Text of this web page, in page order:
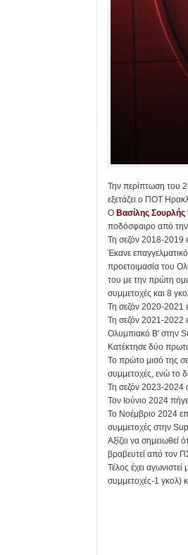
Την περίπτωση του
εξετάζει ο ΠΟΤ
Ο Βασίλης Σουρλής
ποδόσφαιρο από
Τη σεζόν 2018-2019
Έκανε
προετοιμασία του
του με την πρώτη
συμμετοχές και 8
Τη σεζόν 2020-2021
Τη σεζόν 2021-2022
Ολυμπιακό Β' στην
Κατέκτησε δύο
Το πρώτο μισό της
συμμετοχές, ενώ το
Τη σεζόν 2023-2024
Τον Ιούνιο 2024
Το Νοέμβριο 2024
συμμετοχές στην
Αξίζει να σημειωθεί
βραβευτεί από τον
Τέλος έχει
συμμετοχές-1 γκολ)